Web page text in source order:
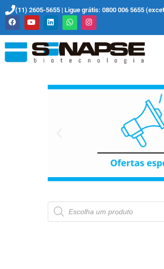
(11) 2605-5655 | Ligue grátis: 0800 006 5655